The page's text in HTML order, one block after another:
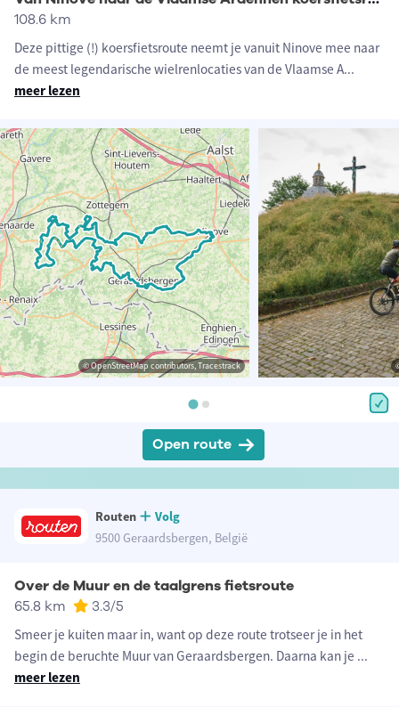
108.6 km
Deze pittige (!) koersfietsroute neemt je vanuit Ninove mee naar
de meest legendarische wielrenlocaties van de Vlaamse A...
meer lezen
© OpenStreetMap contributors, Tracestrack
Open route
Routen
Volg
9500 Geraardsbergen, België
Over de Muur en de taalgrens fietsroute
65.8 km 3.3/5
Smeer je kuiten maar in, want op deze route trotseer je in het
begin de beruchte Muur van Geraardsbergen. Daarna kan je ...
meer lezen